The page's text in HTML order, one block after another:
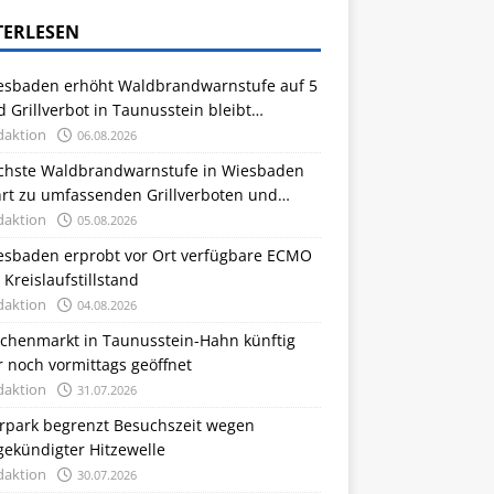
erhöht Waldbrandwarnstufe auf 5
Grillverbot in Taunusstein bleibt
06.08.2026
Waldbrandwarnstufe in Wiesbaden
zu umfassenden Grillverboten und
05.08.2026
erprobt vor Ort verfügbare ECMO
Kreislaufstillstand
04.08.2026
in Taunusstein-Hahn künftig
noch vormittags geöffnet
31.07.2026
begrenzt Besuchszeit wegen
Hitzewelle
30.07.2026